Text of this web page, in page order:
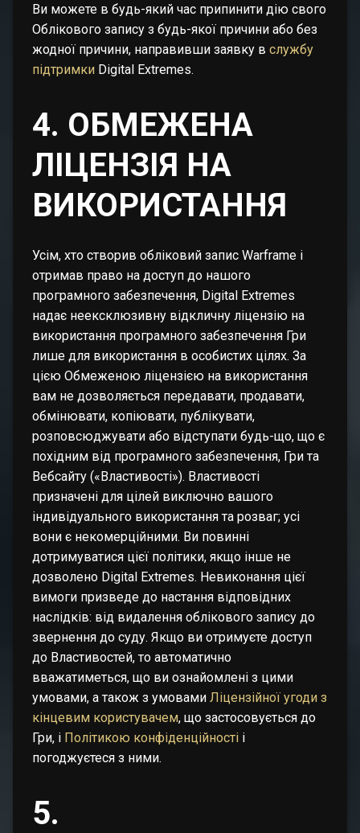
Ви можете в будь-який час припинити дію свого
Облікового запису з будь-якої причини або без
жодної причини, направивши заявку в службу
підтримки Digital Extremes.
4. ОБМЕЖЕНА
ЛІЦЕНЗІЯ НА
ВИКОРИСТАННЯ
Усім, хто створив обліковий запис Warframe і
отримав право на доступ до нашого
програмного забезпечення, Digital Extremes
надає неексклюзивну відкличну ліцензію на
використання програмного забезпечення Гри
лише для використання в особистих цілях. За
цією Обмеженою ліцензією на використання
вам не дозволяється передавати, продавати,
обмінювати, копіювати, публікувати,
розповсюджувати або відступати будь-що, що є
похідним від програмного забезпечення, Гри та
Вебсайту («Властивості»). Властивості
призначені для цілей виключно вашого
індивідуального використання та розваг; усі
вони є некомерційними. Ви повинні
дотримуватися цієї політики, якщо інше не
дозволено Digital Extremes. Невиконання цієї
вимоги призведе до настання відповідних
наслідків: від видалення облікового запису до
звернення до суду. Якщо ви отримуєте доступ
до Властивостей, то автоматично
вважатиметься, що ви ознайомлені з цими
умовами, а також з умовами Ліцензійної угоди з
кінцевим користувачем, що застосовується до
Гри, і Політикою конфіденційності і
погоджуєтеся з ними.
5.